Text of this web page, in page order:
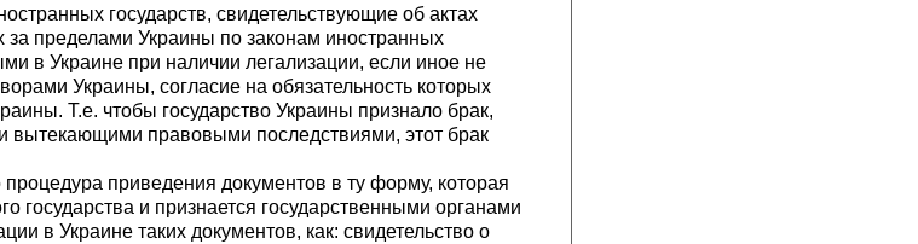
государств, свидетельствующие об актах
за пределами Украины по законам иностранных
в Украине при наличии легализации, если иное не
Украины, согласие на обязательность которых
Т.е. чтобы государство Украины признало брак,
вытекающими правовыми последствиями, этот брак
приведения документов в ту форму, которая
государства и признается государственными органами
в Украине таких документов, как: свидетельство о